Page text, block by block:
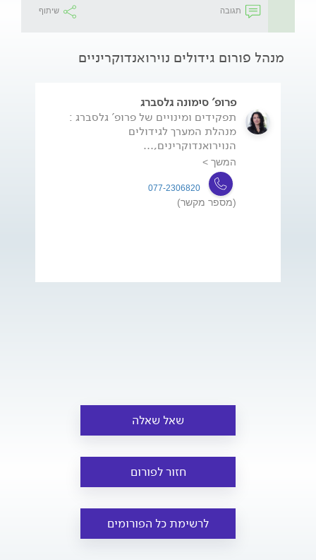
תגובה שיתוף
מנהל פורום גידולים נוירואנדוקריניים
פרופ' סימונה גלסברג
תפקידים ומינויים של פרופ' גלסברג :
מנהלת המערך לגידולים
הנוירואנדוקרינים,...
המשך >
077-2306820
(מספר מקשר)
שאל שאלה
חזור לפורום
לרשימת כל הפורומים